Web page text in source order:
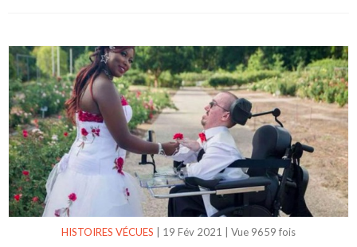
HISTOIRES VÉCUES 19 Fév 2021 Vue 9659 fois